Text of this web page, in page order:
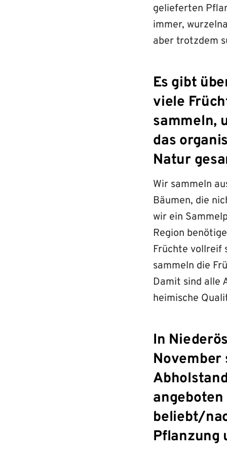
gelieferten
immer,
aber trotzdem
Es gibt
viele
sammeln,
das
Natur
Wir sammeln
Bäumen, die
wir ein
Region
Früchte vollreif
sammeln die
Damit sind alle
heimische
In
November
angeboten
beliebt/
Pflanzung